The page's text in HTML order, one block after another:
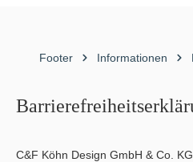
Footer Informationen
C&F Köhn Design GmbH & Co.